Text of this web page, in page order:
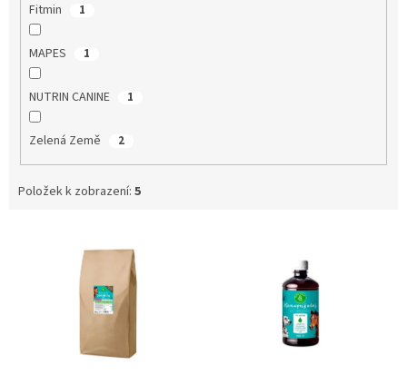
Fitmin 1
MAPES 1
NUTRIN CANINE 1
Zelená Země 2
Položek k zobrazení: 5